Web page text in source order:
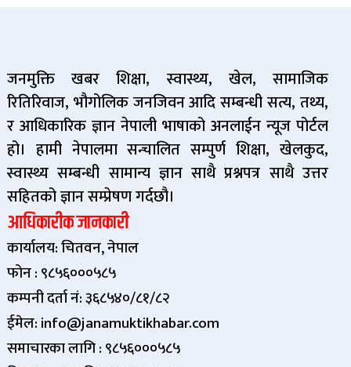
जनमुक्ति खबर शिक्षा, स्वास्थ्य, खेल, सामाजिक
रितिरिवाज, भौगोलिक जनजिवन आदि सम्बन्धी सत्य, तथ्य,
र आधिकारिक ज्ञान नेपाली भाषाको अनलाईन न्यूज पोर्टल
हो। हामी नेपालमा सन्चालित सम्पुर्ण शिक्षा, खेलकुद,
स्वास्थ्य सम्बन्धी सामान्य ज्ञान साथै प्रश्नपत्र साथै उत्तर
सहितको ज्ञान सम्प्रेषण गर्दछौ।
आधिकारीक जानकारी
कार्यालय: चितवन, नेपाल
फोन : ९८५६०००५८५
कम्पनी दर्ता नं: ३६८५४०/८१/८२
ईमेल: info@janamuktikhabar.com
समाचारका लागि : ९८५६०००५८५